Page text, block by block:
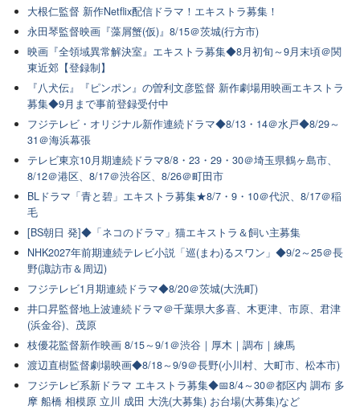
大根仁監督 新作Netflix配信ドラマ！エキストラ募集！
永田琴監督映画『藻屑蟹(仮)』8/15＠茨城(行方市)
映画『全領域異常解決室』エキストラ募集◆8月初旬～9月末頃＠関
東近郊【登録制】
『八犬伝』『ピンポン』の曽利文彦監督 新作劇場用映画エキストラ
募集◆9月まで事前登録受付中
フジテレビ・オリジナル新作連続ドラマ◆8/13・14＠水戸◆8/29～
31＠海浜幕張
テレビ東京10月期連続ドラマ8/8・23・29・30＠埼玉県鶴ヶ島市、
8/12＠港区、8/17＠渋谷区、8/26＠町田市
BLドラマ「青と碧」エキストラ募集★8/7・9・10＠代沢、8/17＠稲
毛
[BS朝日 発]◆「ネコのドラマ」猫エキストラ＆飼い主募集
NHK2027年前期連続テレビ小説「巡(まわ)るスワン」◆9/2～25＠長
野(諏訪市＆周辺)
フジテレビ1月期連続ドラマ◆8/20＠茨城(大洗町)
井口昇監督地上波連続ドラマ＠千葉県大多喜、木更津、市原、君津
(浜金谷)、茂原
枝優花監督新作映画 8/15～9/1＠渋谷｜厚木｜調布｜練馬
渡辺直樹監督劇場映画◆8/18～9/9＠長野(小川村、大町市、松本市)
フジテレビ系新ドラマ エキストラ募集◆📅8/4～30＠都区内 調布 多
摩 船橋 相模原 立川 成田 大洗(大募集) お台場(大募集)など